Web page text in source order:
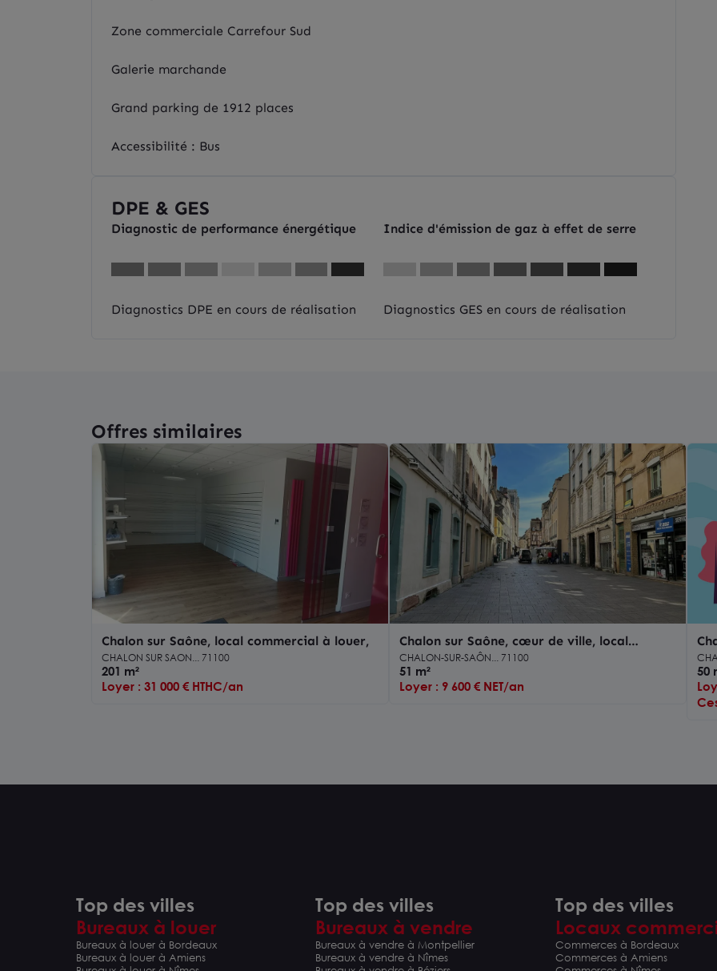
Zone commerciale Carrefour Sud
Galerie marchande
Grand parking de 1912 places
Accessibilité : Bus
DPE & GES
Diagnostic de performance énergétique
Diagnostics DPE en cours de réalisation
Indice d'émission de gaz à effet de serre
Diagnostics GES en cours de réalisation
Offres similaires
Chalon sur Saône, local commercial à louer,
CHALON SUR SAON... 71100
201 m²
Loyer : 31 000 € HTHC/an
Chalon sur Saône, cœur de ville, local
commercial 51 m²
CHALON-SUR-SAÔN... 71100
51 m²
Loyer : 9 600 € NET/an
50
Top des villes
Bureaux à louer
Bureaux à louer à Bordeaux
Bureaux à louer à Amiens
Top des villes
Bureaux à vendre
Bureaux à vendre à Montpellier
Bureaux à vendre à Nîmes
Top des villes
Locaux
Commerces à Bordeaux
Commerces à Amiens